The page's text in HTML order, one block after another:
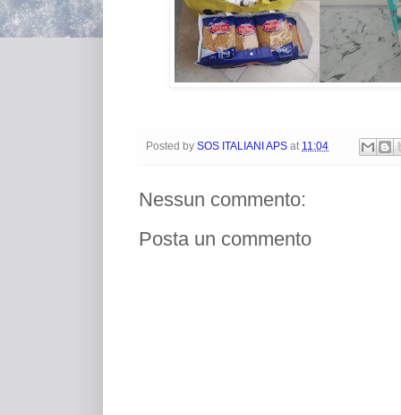
Posted by SOS ITALIANI APS at 11:04
Nessun commento:
Posta un commento